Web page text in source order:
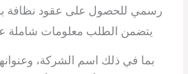
رسمي للحصول على عقود نظافة
يتضمن الطلب معلومات شاملة
بما في ذلك اسم الشركة،